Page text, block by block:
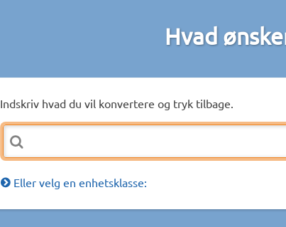
Hvad
Indskriv hvad du vil konvertere og tryk tilbage.
Eller velg en enhetsklasse: